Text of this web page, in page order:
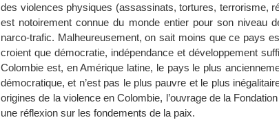
des violences physiques (assassinats, tortures, terrorisme,
est notoirement connue du monde entier pour son niveau
narco-trafic. Malheureusement, on sait moins que ce pays
croient que démocratie, indépendance et développement
Colombie est, en Amérique latine, le pays le plus
démocratique, et n’est pas le plus pauvre et le plus
origines de la violence en Colombie, l’ouvrage de la
une réflexion sur les fondements de la paix.